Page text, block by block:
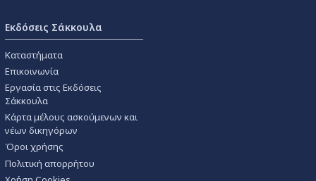
Εκδόσεις Σάκκουλα
Καταστήματα
Επικοινωνία
Εργασία στις Εκδόσεις
Σάκκουλα
Κάρτα μέλους ασκούμενων και
νέων δικηγόρων
Όροι χρήσης
Πολιτική απορρήτου